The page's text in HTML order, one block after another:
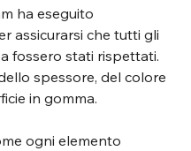
ha eseguito
assicurarsi che tutti gli
fossero stati rispettati.
spessore, del colore
in gomma.
ogni elemento